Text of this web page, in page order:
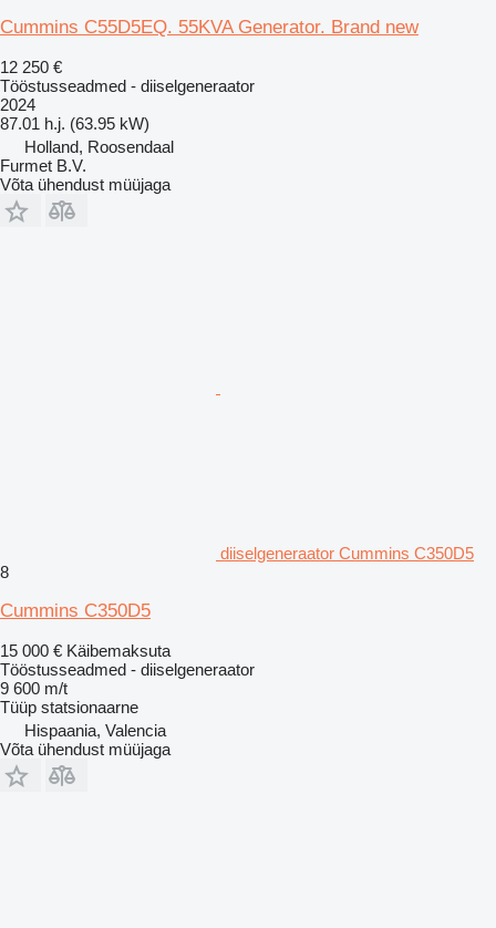
Cummins C55D5EQ. 55KVA Generator. Brand new
12 250 €
Tööstusseadmed - diiselgeneraator
2024
87.01 h.j. (63.95 kW)
Holland, Roosendaal
Furmet B.V.
Võta ühendust müüjaga
diiselgeneraator Cummins C350D5
8
Cummins C350D5
15 000 € Käibemaksuta
Tööstusseadmed - diiselgeneraator
9 600 m/t
Tüüp statsionaarne
Hispaania, Valencia
Võta ühendust müüjaga